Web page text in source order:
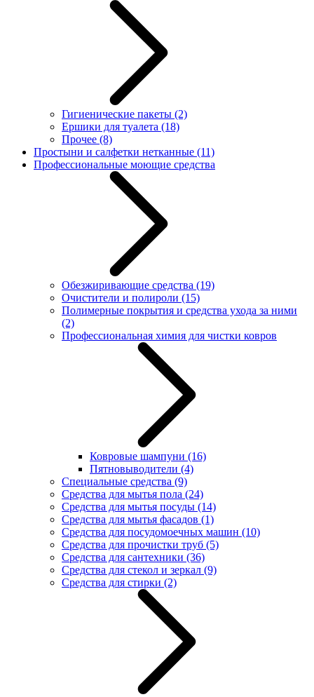
Гигиенические пакеты (2)
Ершики для туалета (18)
Прочее (8)
Простыни и салфетки нетканные (11)
Профессиональные моющие средства
Обезжиривающие средства (19)
Очистители и полироли (15)
Полимерные покрытия и средства ухода за ними
(2)
Профессиональная химия для чистки ковров
Ковровые шампуни (16)
Пятновыводители (4)
Специальные средства (9)
Средства для мытья пола (24)
Средства для мытья посуды (14)
Средства для мытья фасадов (1)
Средства для посудомоечных машин (10)
Средства для прочистки труб (5)
Средства для сантехники (36)
Средства для стекол и зеркал (9)
Средства для стирки (2)